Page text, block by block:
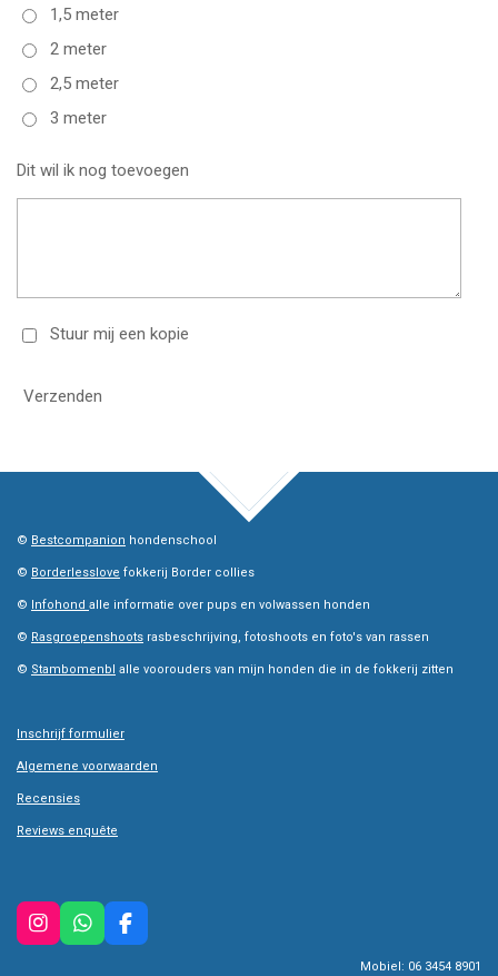
1,5 meter
2 meter
2,5 meter
3 meter
Dit wil ik nog toevoegen
Stuur mij een kopie
Verzenden
© Bestcompanion hondenschool
© Borderlesslove fokkerij Border collies
© Infohond alle informatie over pups en volwassen honden
© Rasgroepenshoots rasbeschrijving, fotoshoots en foto's van rassen
© Stambomenbl alle voorouders van mijn honden die in de fokkerij zitten
Inschrijf formulier
Algemene voorwaarden
Recensies
Reviews enquête
I
n
W
h
F
a
Mobiel: 06 3454 8901